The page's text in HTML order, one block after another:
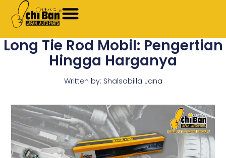
Long Tie Rod Mobil: Pengertian
Hingga Harganya
Written by: Shalsabilla Jana